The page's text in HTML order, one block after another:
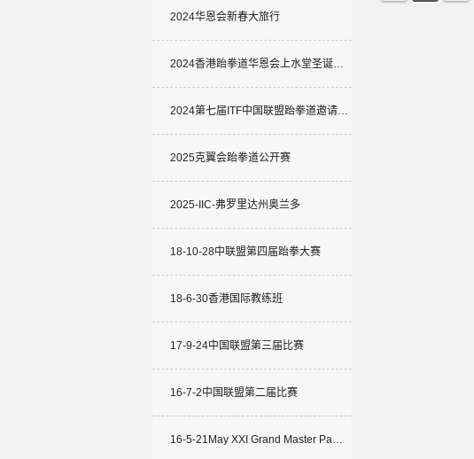
2024华恩会新春大旅行
2024香港跆拳道华恩会上水堂圣诞…
2024第七届ITF中国联盟跆拳道邀请…
2025克翼会跆拳道公开赛
2025-IIC-弗罗里达州奥兰多
18-10-28中联盟第四届跆拳大赛
18-6-30香港国际教练班
17-9-24中国联盟第三届比赛
16-7-2中国联盟第二届比赛
16-5-21May XXI Grand Master Pa…